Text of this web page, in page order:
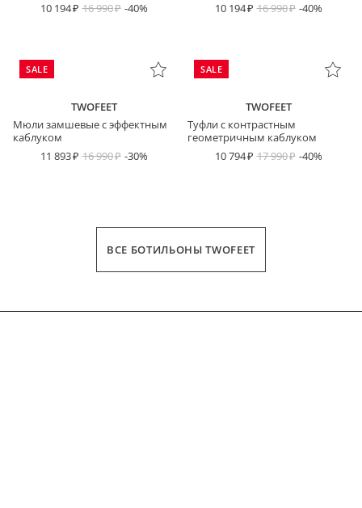
10 194
16 990 -40%
10 194
16 990 -40%
SALE
TWOFEET
Мюли замшевые с эффектным
каблуком
11 893
16 990 -30%
SALE
TWOFEET
Туфли с контрастным
геометричным каблуком
10 794
17 990 -40%
ВСЕ БОТИЛЬОНЫ TWOFEET